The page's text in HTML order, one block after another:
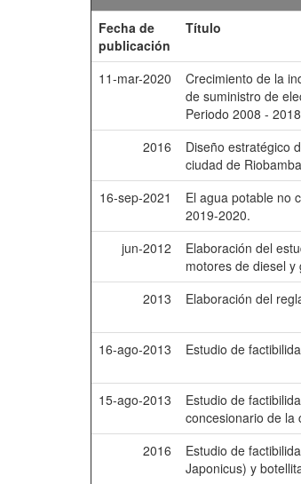
Fecha de
publicación
Título
11-mar-2020
Crecimiento de la
de suministro de
Periodo 2008 -
2016
Diseño estratégico
ciudad de
16-sep-2021
El agua potable no
2019-2020.
jun-2012
Elaboración del
motores de diesel y
2013
Elaboración del
16-ago-2013
Estudio de
15-ago-2013
Estudio de
concesionario de la
2016
Estudio de
Japonicus) y